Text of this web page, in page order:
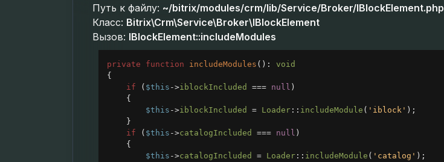
Путь к файлу: ~/bitrix/modules/crm/lib/Service/Broker/IBlockElement.php
Класс: Bitrix\Crm\Service\Broker\IBlockElement
Вызов: IBlockElement::includeModules
private function includeModules (): void
{
if ( $this ->iblockIncluded === null )
{
$this ->iblockIncluded = Loader :: includeModule ( 'iblock' );
}
if ( $this ->catalogIncluded === null )
{
$this ->catalogIncluded = Loader :: includeModule ( 'catalog' );